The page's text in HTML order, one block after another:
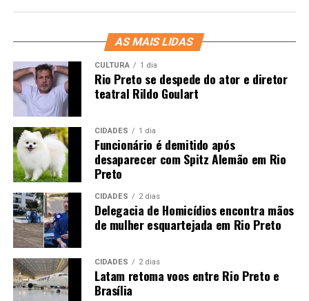
AS MAIS LIDAS
CULTURA 1 dia
Rio Preto se despede do ator e diretor
teatral Rildo Goulart
CIDADES 1 dia
Funcionário é demitido após
desaparecer com Spitz Alemão em Rio
Preto
CIDADES 2 dias
Delegacia de Homicídios encontra mãos
de mulher esquartejada em Rio Preto
CIDADES 2 dias
Latam retoma voos entre Rio Preto e
Brasília